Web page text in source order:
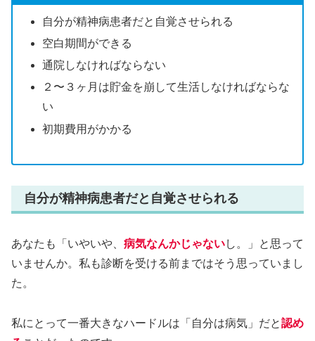
自分が精神病患者だと自覚させられる
空白期間ができる
通院しなければならない
２〜３ヶ月は貯金を崩して生活しなければならな
い
初期費用がかかる
自分が精神病患者だと自覚させられる
あなたも「いやいや、 病気なんかじゃないし。」と思って
いませんか。私も診断を受ける前まではそう思っていまし
た。
私にとって一番大きなハードルは「自分は病気」だと認め